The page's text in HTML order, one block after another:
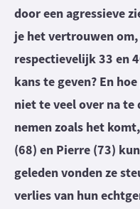
door een agressieve
je het vertrouwen
respectievelijk 33 en
kans te geven? En
niet te veel over na te
nemen zoals het
(68) en Pierre (73)
geleden vonden ze
verlies van hun